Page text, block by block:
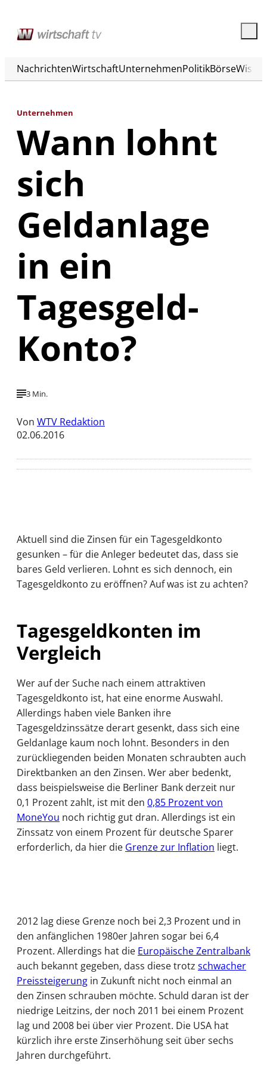
NachrichtenWirtschaftUnternehmenPolitikBörse
Unternehmen
Wann lohnt
sich
Geldanlage
in ein
Tagesgeld-
Konto?
3 Min.
Von WTV Redaktion
02.06.2016
Aktuell sind die Zinsen für ein Tagesgeldkonto
gesunken – für die Anleger bedeutet das, dass sie
bares Geld verlieren. Lohnt es sich dennoch, ein
Tagesgeldkonto zu eröffnen? Auf was ist zu achten?
Tagesgeldkonten im
Vergleich
Wer auf der Suche nach einem attraktiven
Tagesgeldkonto ist, hat eine enorme Auswahl.
Allerdings haben viele Banken ihre
Tagesgeldzinssätze derart gesenkt, dass sich eine
Geldanlage kaum noch lohnt. Besonders in den
zurückliegenden beiden Monaten schraubten auch
Direktbanken an den Zinsen. Wer aber bedenkt,
dass beispielsweise die Berliner Bank derzeit nur
0,1 Prozent zahlt, ist mit den 0,85 Prozent von
MoneYou noch richtig gut dran. Allerdings ist ein
Zinssatz von einem Prozent für deutsche Sparer
erforderlich, da hier die Grenze zur Inflation liegt.
2012 lag diese Grenze noch bei 2,3 Prozent und in
den anfänglichen 1980er Jahren sogar bei 6,4
Prozent. Allerdings hat die Europäische Zentralbank
auch bekannt gegeben, dass diese trotz schwacher
Preissteigerung in Zukunft nicht noch einmal an
den Zinsen schrauben möchte. Schuld daran ist der
niedrige Leitzins, der noch 2011 bei einem Prozent
lag und 2008 bei über vier Prozent. Die USA hat
kürzlich ihre erste Zinserhöhung seit über sechs
Jahren durchgeführt.